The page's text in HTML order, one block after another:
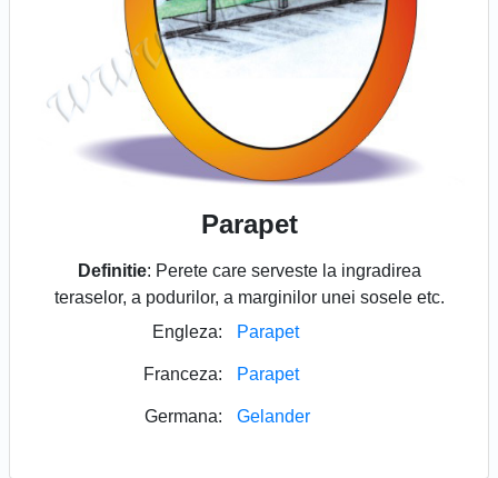
Parapet
Definitie: Perete care serveste la ingradirea
teraselor, a podurilor, a marginilor unei sosele etc.
Engleza:
Parapet
Franceza: Parapet
Germana: Gelander